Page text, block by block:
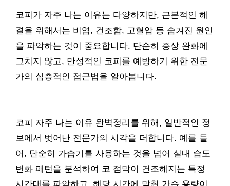
코피가 자주 나는 이유는 다양하지만, 근본적인 해
결을 위해서는 비염, 건조함, 고혈압 등 숨겨진 원인
을 파악하는 것이 중요합니다. 단순히 증상 완화에
그치지 않고, 만성적인 코피를 예방하기 위한 전문
가의 심층적인 접근법을 알아봅니다.
코피 자주 나는 이유 완벽정리를 위해, 일반적인 정
보에서 벗어난 전문가의 시각을 더합니다. 예를 들
어, 단순히 가습기를 사용하는 것을 넘어 실내 습도
변화 패턴을 분석하여 코 점막이 건조해지는 특정